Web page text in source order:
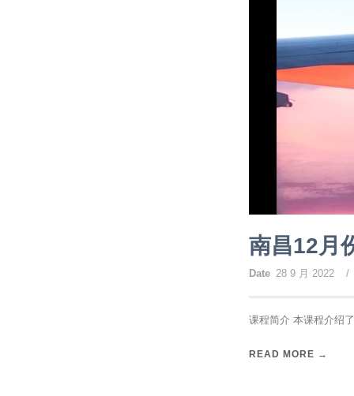
南昌12月
Date 28 9 月 2022 /
课程简介 本课程介绍
READ MORE →